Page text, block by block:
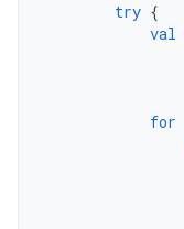
try {
val
for